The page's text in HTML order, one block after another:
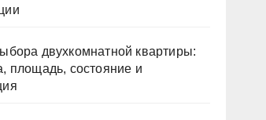
двухкомнатной квартиры:
площадь, состояние и